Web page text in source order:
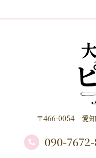
〒466-0054 愛知
090-7672-